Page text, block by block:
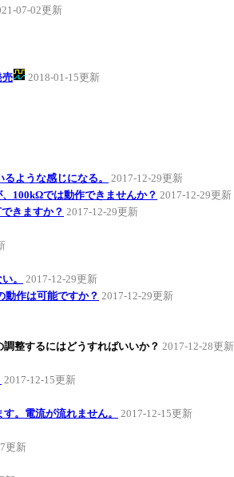
07-02更新
売
2018-01-15更新
ような感じになる。
2017-12-29更新
100kΩでは動作できませんか？ 2017-12-29更新
きますか？ 2017-12-29更新
。
2017-12-29更新
動作は可能ですか？ 2017-12-29更新
整するにはどうすればいいか？ 2017-12-28更新
2017-12-15更新
。電流が流れません。
2017-12-15更新
更新